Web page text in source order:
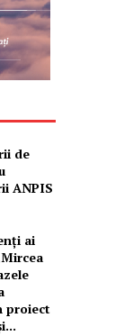
de
ANPIS
ai
proiect